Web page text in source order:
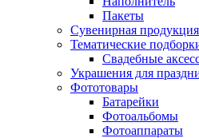
Пакеты
Сувенирная продукция
Тематические
Свадебные
Украшения для
Фототовары
Батарейки
Фотоальбомы
Фотоаппараты